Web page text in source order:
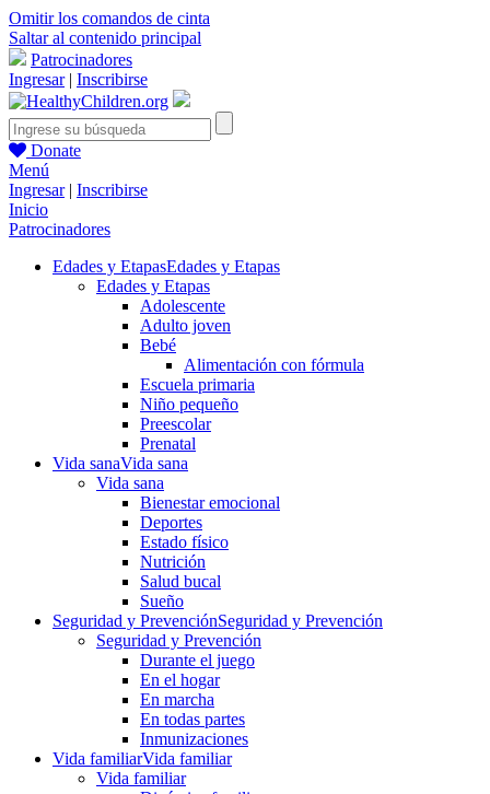
Omitir los comandos de cinta
Saltar al contenido principal
Patrocinadores
Ingresar| Inscribirse
Donate
Menú
Ingresar| Inscribirse
Inicio
Patrocinadores
Edades y EtapasEdades y Etapas
Edades y Etapas
Adolescente
Adulto joven
Bebé
Alimentación con fórmula
Escuela primaria
Niño pequeño
Preescolar
Prenatal
Vida sanaVida sana
Vida sana
Bienestar emocional
Deportes
Estado físico
Nutrición
Salud bucal
Sueño
Seguridad y PrevenciónSeguridad y Prevención
Seguridad y Prevención
Durante el juego
En el hogar
En marcha
En todas partes
Inmunizaciones
Vida familiarVida familiar
Vida familiar